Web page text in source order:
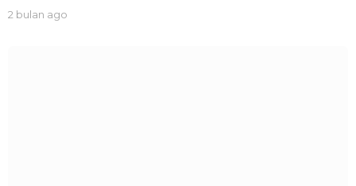
2 bulan ago